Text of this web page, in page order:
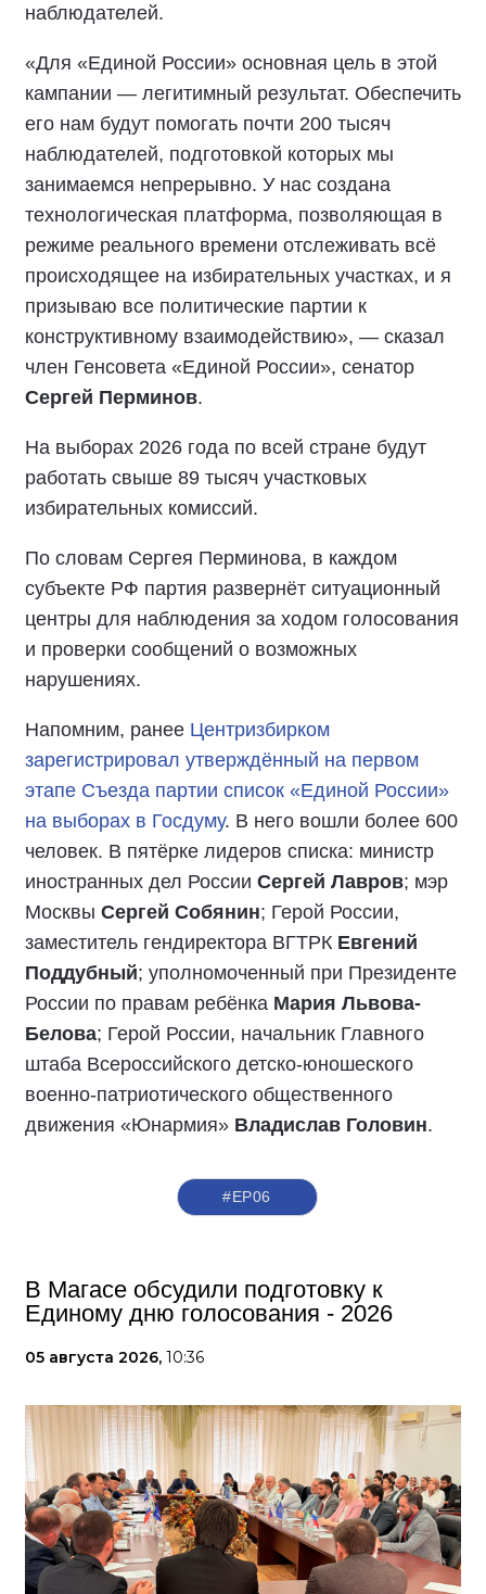
наблюдателей.
«Для «Единой России» основная цель в этой
кампании — легитимный результат. Обеспечить
его нам будут помогать почти 200 тысяч
наблюдателей, подготовкой которых мы
занимаемся непрерывно. У нас создана
технологическая платформа, позволяющая в
режиме реального времени отслеживать всё
происходящее на избирательных участках, и я
призываю все политические партии к
конструктивному взаимодействию», — сказал
член Генсовета «Единой России», сенатор
Сергей Перминов.
На выборах 2026 года по всей стране будут
работать свыше 89 тысяч участковых
избирательных комиссий.
По словам Сергея Перминова, в каждом
субъекте РФ партия развернёт ситуационный
центры для наблюдения за ходом голосования
и проверки сообщений о возможных
нарушениях.
Напомним, ранее Центризбирком
зарегистрировал утверждённый на первом
этапе Съезда партии список «Единой России»
на выборах в Госдуму. В него вошли более 600
человек. В пятёрке лидеров списка: министр
иностранных дел России Сергей Лавров; мэр
Москвы Сергей Собянин; Герой России,
заместитель гендиректора ВГТРК Евгений
Поддубный; уполномоченный при Президенте
России по правам ребёнка Мария Львова-
Белова; Герой России, начальник Главного
штаба Всероссийского детско-юношеского
военно-патриотического общественного
движения «Юнармия» Владислав Головин.
#ЕР06
В Магасе обсудили подготовку к
Единому дню голосования - 2026
05 августа 2026, 10:36